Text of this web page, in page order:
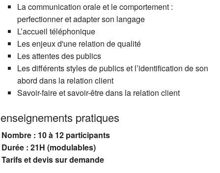
La communication orale et le comportement :
perfectionner et adapter son langage
L’accueil téléphonique
Les enjeux d'une relation de qualité
Les attentes des publics
Les différents styles de publics et l’identification de son
abord dans la relation client
Savoir-faire et savoir-être dans la relation client
pratiques
Nombre : 10 à 12 participants
Durée : 21H (modulables)
Tarifs et devis sur demande